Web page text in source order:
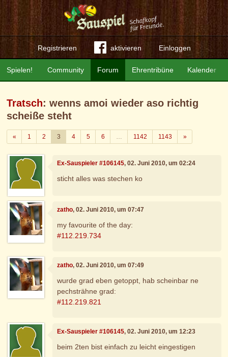
Registrieren aktivieren Einloggen
Community Forum Ehrentribüne Kalender
Spielen!
Tratsch: wenns amoi wieder aso richtig
scheiße steht
«Zurück
1 2 3 4 5 6 … 1142 1143 »Weiter
Ex-Sauspieler #106145, 02. Juni 2010, um 02:24
sticht alles was stechen ko
zatho, 02. Juni 2010, um 07:47
my favourite of the day:
#112.219.734
zatho, 02. Juni 2010, um 07:49
wurde grad eben getoppt, hab scheinbar ne
pechsträhne grad:
#112.219.821
Ex-Sauspieler #106145, 02. Juni 2010, um 12:23
beim 2ten bist einfach zu leicht eingestigen